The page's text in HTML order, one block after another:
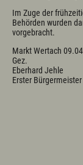
Im Zuge der
Behörden wurden
vorgebracht.
Markt Wertach
Gez.
Eberhard Jehle
Erster Bürgermeister